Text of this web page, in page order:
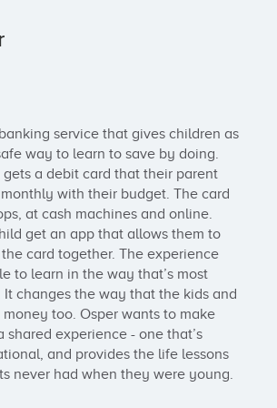
service that gives children as
way to learn to save by doing.
a debit card that their parent
with their budget. The card
at cash machines and online.
get an app that allows them to
card together. The experience
to learn in the way that’s most
changes the way that the kids and
too. Osper wants to make
experience - one that’s
and provides the life lessons
never had when they were young.